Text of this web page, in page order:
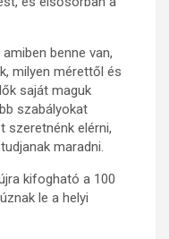
benne van,
milyen mérettől és
saját maguk
szabályokat
szeretnénk elérni,
maradni.
kifogható a 100
le a helyi